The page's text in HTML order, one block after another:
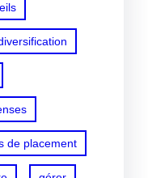
de placement